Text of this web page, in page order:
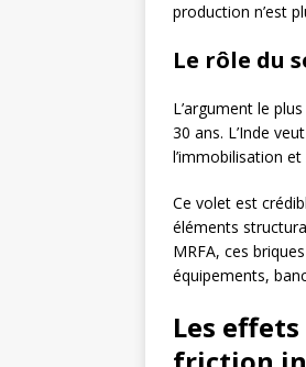
production n’est
Le rôle du
L’argument le
30 ans. L’Inde
l’immobilisation
Ce volet est
éléments
MRFA, ces
équipements,
Les